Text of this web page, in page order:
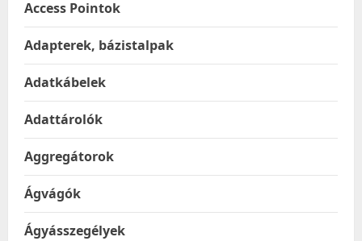
Access Pointok
Adapterek, bázistalpak
Adatkábelek
Adattárolók
Aggregátorok
Ágvágók
Ágyásszegélyek